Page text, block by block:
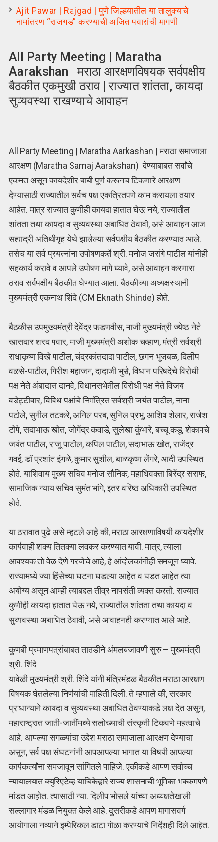
Ajit Pawar | Rajgad | पुणे जिल्हयातील या तालुक्याचे
नामांतरण “राजगड” करण्याची अजित पवारांची मागणी
All Party Meeting | Maratha
Aarakshan | मराठा आरक्षणविषयक सर्वपक्षीय
बैठकीत एकमुखी ठराव | राज्यात शांतता, कायदा
सुव्यवस्था राखण्याचे आवाहन
All Party Meeting | Maratha Aarkashan | मराठा समाजाला
आरक्षण (Maratha Samaj Aarakshan) देण्याबाबत सर्वांचे
एकमत असून कायदेशीर बाबी पूर्ण करूनच टिकणारे आरक्षण
देण्यासाठी राज्यातील सर्वच पक्ष एकत्रितपणे काम करायला तयार
आहेत. मात्र राज्यात कुणीही कायदा हातात घेऊ नये, राज्यातील
शांतता तथा कायदा व सुव्यवस्था अबाधित ठेवावी, असे आवाहन आज
सह्याद्री अतिथीगृह येथे झालेल्या सर्वपक्षीय बैठकीत करण्यात आले.
तसेच या सर्व प्रयत्नांना उपोषणकर्ते श्री. मनोज जरांगे पाटील यांनीही
सहकार्य करावे व आपले उपोषण मागे घ्यावे, असे आवाहन करणारा
ठराव सर्वपक्षीय बैठकीत घेण्यात आला. बैठकीच्या अध्यक्षस्थानी
मुख्यमंत्री एकनाथ शिंदे (CM Eknath Shinde) होते.
बैठकीस उपमुख्यमंत्री देवेंद्र फडणवीस, माजी मुख्यमंत्री ज्येष्ठ नेते
खासदार शरद पवार, माजी मुख्यमंत्री अशोक चव्हाण, मंत्री सर्वश्री
राधाकृष्ण विखे पाटील, चंद्रकांतदादा पाटील, छगन भुजबळ, दिलीप
वळसे-पाटील, गिरीश महाजन, दादाजी भुसे, विधान परिषदेचे विरोधी
पक्ष नेते अंबादास दानवे, विधानसभेतील विरोधी पक्ष नेते विजय
वडेट्टीवार, विविध पक्षांचे निमंत्रित सर्वश्री जयंत पाटील, नाना
पटोले, सुनील तटकरे, अनिल परब, सुनिल प्रभू, आशिष शेलार, राजेश
टोपे, सदाभाऊ खोत, जोगेंद्र कवाडे, सुलेखा कुंभारे, बच्चू कडू, शेकापचे
जयंत पाटील, राजू पाटील, कपिल पाटील, सदाभाऊ खोत, राजेंद्र
गवई, डॉ प्रशांत इंगळे, कुमार सुशील, बाळकृष्ण लेंगरे, आदी उपस्थित
होते. याशिवाय मुख्य सचिव मनोज सौनिक, महाधिवक्ता बिरेंद्र सराफ,
सामाजिक न्याय सचिव सुमंत भांगे, इतर वरिष्ठ अधिकारी उपस्थित
होते.
या ठरावात पुढे असे म्हटले आहे की, मराठा आरक्षणाविषयी कायदेशीर
कार्यवाही शक्य तितक्या लवकर करण्यात यावी. मात्र, त्याला
आवश्यक तो वेळ देणे गरजेचे आहे, हे आंदोलकांनीही समजून घ्यावे.
राज्यामध्ये ज्या हिंसेच्या घटना घडल्या आहेत व घडत आहेत त्या
अयोग्य असून आम्ही त्याबद्दल तीव्र नापसंती व्यक्त करतो. राज्यात
कुणीही कायदा हातात घेऊ नये, राज्यातील शांतता तथा कायदा व
सुव्यवस्था अबाधित ठेवावी, असे आवाहनही करण्यात आले आहे.
कुणबी प्रमाणपत्रांबाबत तातडीने अंमलबजावणी सुरु – मुख्यमंत्री
श्री. शिंदे
यावेळी मुख्यमंत्री श्री. शिंदे यांनी मंत्रिमंडळ बैठकीत मराठा आरक्षण
विषयक घेतलेल्या निर्णयांची माहिती दिली. ते म्हणाले की, सरकार
प्राधान्याने कायदा व सुव्यवस्था अबाधित ठेवण्याकडे लक्ष देत असून,
महाराष्ट्रात जाती-जातींमध्ये सलोख्याची संस्कृती टिकवणे महत्वाचे
आहे. आपल्या सगळ्यांचा उद्देश मराठा समाजाला आरक्षण देण्याचा
असून, सर्व पक्ष संघटनांनी आपआपल्या भागात या विषयी आपल्या
कार्यकर्त्यांना समजावून सांगितले पाहिजे. एकीकडे आपण सर्वोच्च
न्यायालयात क्युरिएटेव्ह याचिकेद्वारे राज्य शासनाची भूमिका भक्कमपणे
मांडत आहोत. त्यासाठी न्या. दिलीप भोसले यांच्या अध्यक्षतेखाली
सल्लागार मंडळ नियुक्त केले आहे. दुसरीकडे आपण मागासवर्ग
आयोगाला नव्याने इम्पेरिकल डाटा गोळा करण्याचे निर्देशही दिले आहेत.